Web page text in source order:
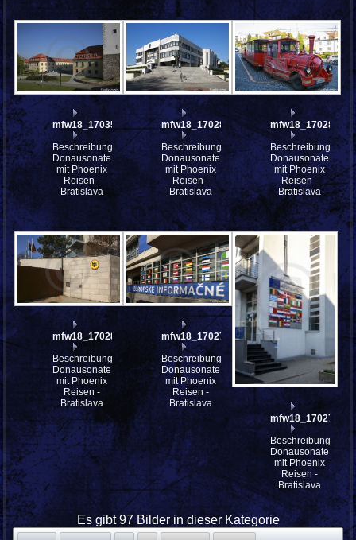
mfw18_170353
Beschreibung:
Donausonate
mit Phoenix
Reisen -
Bratislava
mfw18_170282
Beschreibung:
Donausonate
mit Phoenix
Reisen -
Bratislava
mfw18_170281
Beschreibung:
Donausonate
mit Phoenix
Reisen -
Bratislava
mfw18_170280
Beschreibung:
Donausonate
mit Phoenix
Reisen -
Bratislava
mfw18_170277
Beschreibung:
Donausonate
mit Phoenix
Reisen -
Bratislava
mfw18_170274
Beschreibung:
Donausonate
mit Phoenix
Reisen -
Bratislava
Es gibt 97 Bilder in dieser Kategorie